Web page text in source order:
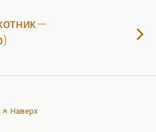
—
Наверх